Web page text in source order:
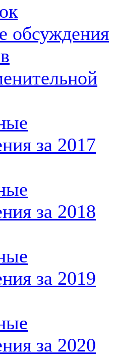
обсуждения
за 2017
за 2018
за 2019
за 2020